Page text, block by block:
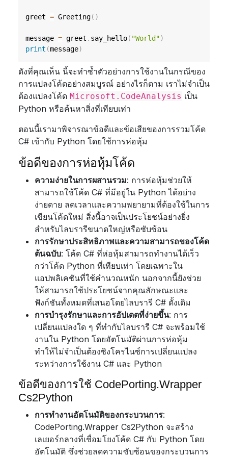
greet = Greeting( )
message = greet . say_hello( "World")
print (message)
ดังที่คุณเห็น นี้จะทำซ้ำตัวอย่างการใช้งานในกรณีของ
การแปลงโค้ดอย่างสมบูรณ์ อย่างไรก็ตาม เราไม่จำเป็น
ต้องแปลงโค้ด Microsoft.CodeAnalysis เป็น
Python หรือค้นหาสิ่งที่เทียบเท่า
ตอนนี้เรามาพิจารณาข้อดีและข้อเสียของการรวมโค้ด
C# เข้ากับ Python โดยใช้การห่อหุ้ม
ข้อดีของการห่อหุ้มโค้ด
ความง่ายในการผสานรวม: การห่อหุ้มช่วยให้
สามารถใช้โค้ด C# ที่มีอยู่ใน Python ได้อย่าง
ง่ายดาย ลดเวลาและความพยายามที่ต้องใช้ในการ
เขียนโค้ดใหม่ สิ่งนี้อาจเป็นประโยชน์อย่างยิ่ง
สำหรับไลบรารีขนาดใหญ่หรือซับซ้อน
การรักษาประสิทธิภาพและความสามารถของโค้ด
ต้นฉบับ: โค้ด C# ที่ห่อหุ้มสามารถทำงานได้เร็ว
กว่าโค้ด Python ที่เทียบเท่า โดยเฉพาะใน
แอปพลิเคชันที่ใช้คำนวณหนัก นอกจากนี้ยังช่วย
ให้สามารถใช้ประโยชน์จากคุณลักษณะและ
ฟังก์ชันทั้งหมดที่เสนอโดยไลบรารี C# ดั้งเดิม
การบำรุงรักษาและการอัปเดตที่ง่ายขึ้น: การ
เปลี่ยนแปลงใด ๆ ที่ทำกับไลบรารี C# จะพร้อมใช้
งานใน Python โดยอัตโนมัติผ่านการห่อหุ้ม
ทำให้ไม่จำเป็นต้องซิงโครไนซ์การเปลี่ยนแปลง
ระหว่างการใช้งาน C# และ Python
ข้อดีของการใช้ CodePorting.Wrapper
Cs2Python
การทำงานอัตโนมัติของกระบวนการ:
CodePorting.Wrapper Cs2Python จะสร้าง
เลเยอร์กลางที่เชื่อมโยงโค้ด C# กับ Python โดย
อัตโนมัติ ซึ่งช่วยลดความซับซ้อนของกระบวนการ